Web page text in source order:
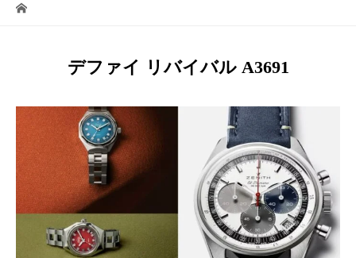
デファイ リバイバル A3691